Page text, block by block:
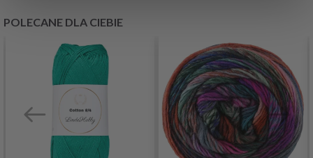
POLECANE DLA CIEBIE